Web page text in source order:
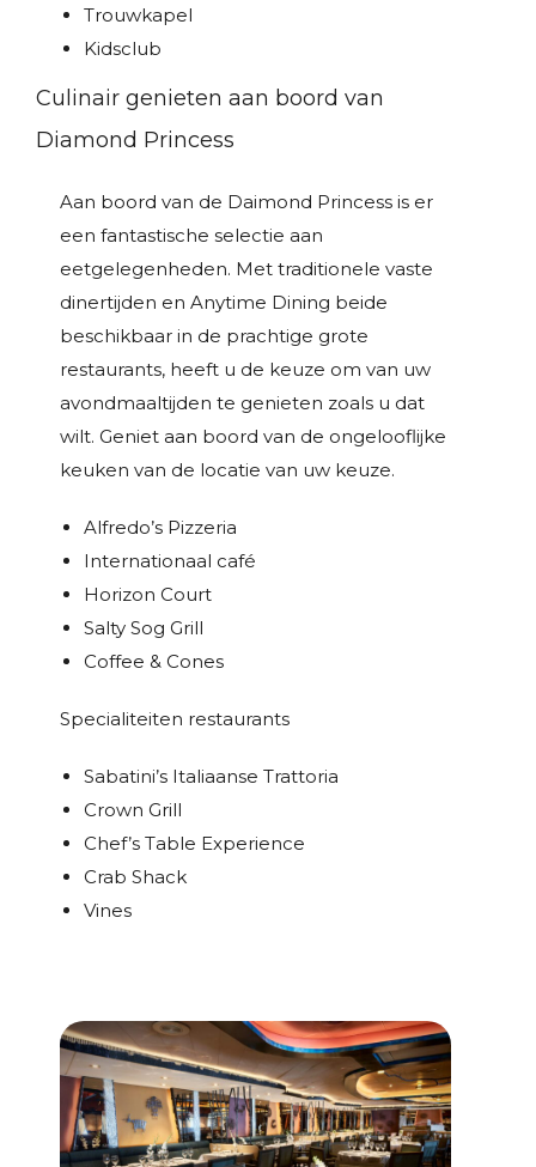
Trouwkapel
Kidsclub
Culinair genieten aan boord van
Diamond Princess
Aan boord van de Daimond Princess is er
een fantastische selectie aan
eetgelegenheden. Met traditionele vaste
dinertijden en Anytime Dining beide
beschikbaar in de prachtige grote
restaurants, heeft u de keuze om van uw
avondmaaltijden te genieten zoals u dat
wilt. Geniet aan boord van de ongelooflijke
keuken van de locatie van uw keuze.
Alfredo’s Pizzeria
Internationaal café
Horizon Court
Salty Sog Grill
Coffee & Cones
Specialiteiten restaurants
Sabatini’s Italiaanse Trattoria
Crown Grill
Chef’s Table Experience
Crab Shack
Vines